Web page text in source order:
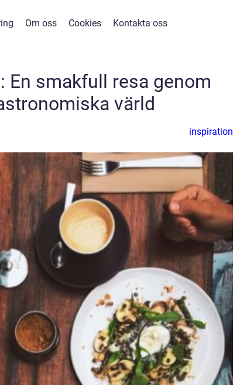
Om oss Cookies Kontakta oss
En smakfull resa genom
värld
inspiration